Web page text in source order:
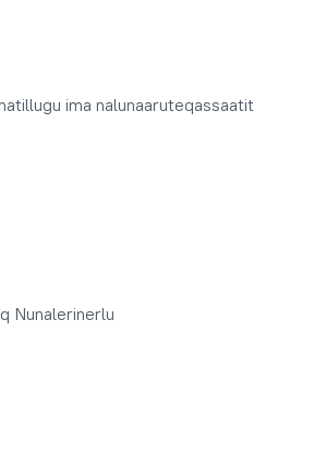
ima nalunaaruteqassaatit
Nunalerinerlu